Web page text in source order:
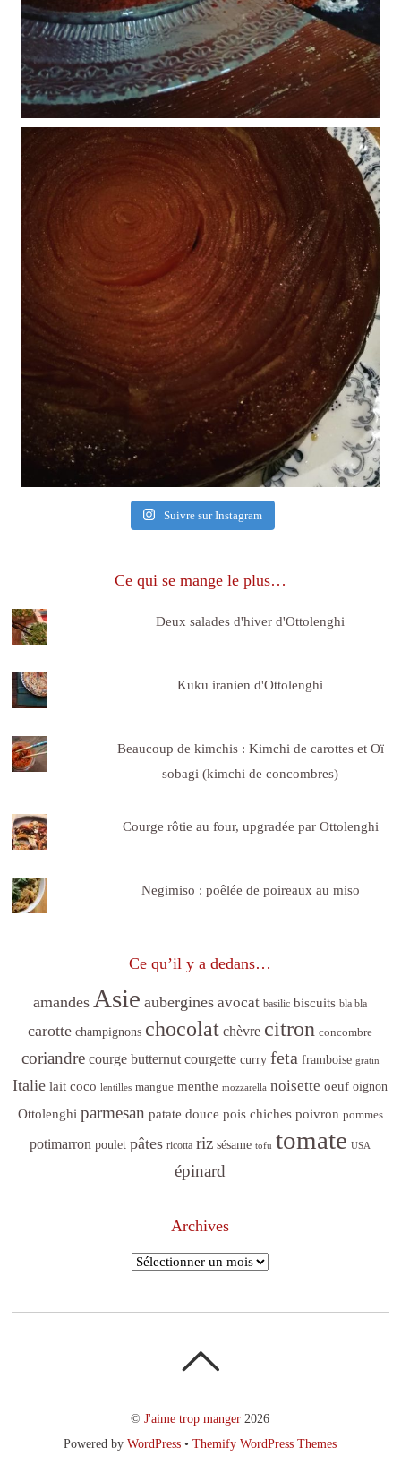
Suivre sur Instagram
Ce qui se mange le plus…
Deux salades d'hiver d'Ottolenghi
Kuku iranien d'Ottolenghi
Beaucoup de kimchis : Kimchi de carottes et Oï
sobagi (kimchi de concombres)
Courge rôtie au four, upgradée par Ottolenghi
Negimiso : poêlée de poireaux au miso
Ce qu’il y a dedans…
amandes Asie aubergines avocat basilic biscuits bla bla
carotte champignons chocolat chèvre citron concombre
coriandre courge butternut courgette curry feta framboise gratin
Italie lait coco lentilles mangue menthe mozzarella noisette oeuf oignon
Ottolenghi parmesan patate douce pois chiches poivron pommes
potimarron poulet pâtes ricotta riz sésame tofu tomate USA
épinard
Archives
Archives
©J'aime trop manger 2026
Powered byWordPress •Themify WordPress Themes